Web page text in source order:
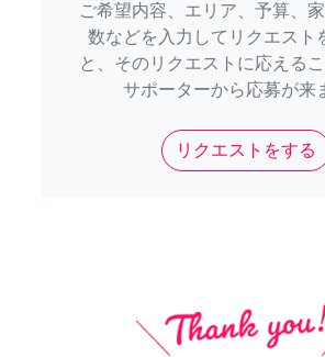
ご希望内容、エリア、予算、
数などを入力してリクエスト
と、そのリクエストに応える
サポーターから応募が来
リクエストをする